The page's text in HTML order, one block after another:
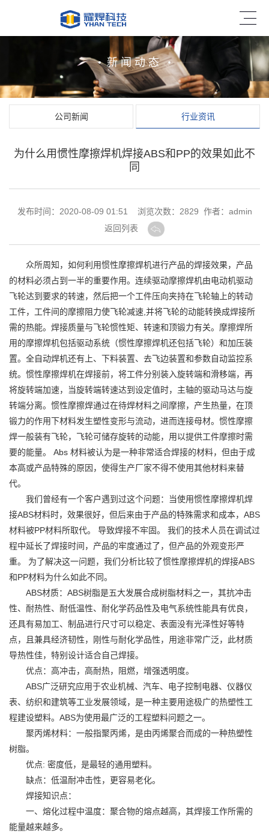
新闻动态
公司新闻 行业资讯
为什么用惯性摩擦焊机焊接ABS和PP的效果如此不
同
发布时间：2020-08-09 01:51 浏览次数： 2829 作者：admin
返回列表
众所周知，如何利用惯性摩擦焊机进行产品的焊接效果，产品
的材料必须占到一半的重要作用。连续驱动摩擦焊机由电动机驱动
飞轮达到要求的转速，然后把一个工件压向夹持在飞轮轴上的转动
工件，工件间的摩擦阻力使飞轮减速,并将飞轮的动能转换成焊接所
需的热能。焊接质量与飞轮惯性矩、转速和顶锻力有关。摩擦焊所
用的摩擦焊机包括驱动系统（惯性摩擦焊机还包括飞轮）和加压装
置。全自动焊机还有上、下料装置、去飞边装置和参数自动监控系
统。惯性摩擦焊机在焊接前，将工件分别装入旋转端和滑移端，再
将旋转端加速，当旋转端转速达到设定值时，主轴的驱动马达与旋
转端分离。惯性摩擦焊通过在待焊材料之间摩擦，产生热量，在顶
锻力的作用下材料发生塑性变形与流动，进而连接母材。惯性摩擦
焊一般装有飞轮，飞轮可储存旋转的动能，用以提供工件摩擦时需
要的能量。 Abs 材料被认为是一种非常适合焊接的材料，但由于成
本高或产品特殊的原因，使得生产厂家不得不使用其他材料来替
代。
我们曾经有一个客户遇到过这个问题：当使用惯性摩擦焊机焊
接ABS材料时，效果很好，但后来由于产品的特殊需求和成本，ABS
材料被PP材料所取代。 导致焊接不牢固。 我们的技术人员在调试过
程中延长了焊接时间，产品的牢度通过了，但产品的外观变形严
重。 为了解决这一问题，我们分析比较了惯性摩擦焊机的焊接ABS
和PP材料为什么如此不同。
ABS材质：ABS树脂是五大发展合成树脂材料之一，其抗冲击
性、耐热性、耐低温性、耐化学药品性及电气系统性能具有优良，
还具有易加工、制品进行尺寸可以稳定、表面没有光泽性好等特
点，且兼具经济韧性，刚性与耐化学品性，用途非常广泛，此材质
导热性佳，特别设计适合自己焊接。
优点：高冲击，高耐热，阻燃，增强透明度。
ABS广泛研究应用于农业机械、汽车、电子控制电器、仪器仪
表、纺织和建筑等工业发展领域，是一种主要用途极广的热塑性工
程建设塑料。ABS为使用最广泛的工程塑料问题之一。
聚丙烯材料：一般指聚丙烯，是由丙烯聚合而成的一种热塑性
树脂。
优点: 密度低，是最轻的通用塑料。
缺点：低温耐冲击性，更容易老化。
焊接知识点：
一、熔化过程中温度：聚合物的熔点越高，其焊接工作所需的
能量越来越多。